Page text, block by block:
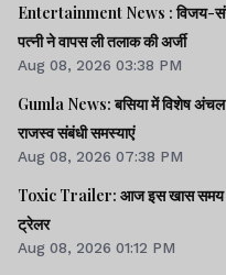
Entertainment News : विजय-
पत्नी ने वापस ली तलाक की अर्जी
Aug 08, 2026 03:38 PM
Gumla News: बसिया में विशेष अंचल
राजस्व संबंधी समस्याएं
Aug 08, 2026 07:38 PM
Toxic Trailer: आज इस खास समय पर
ट्रेलर
Aug 08, 2026 01:12 PM